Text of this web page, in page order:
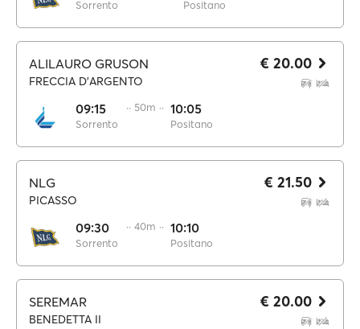
Sorrento Positano
ALILAURO GRUSON
FRECCIA D'ARGENTO
09:15
Sorrento
·· 50m ·· 10:05
Positano
€ 20.00
NLG
PICASSO
09:30
Sorrento
·· 40m ·· 10:10
Positano
€ 21.50
SEREMAR
BENEDETTA II
€ 20.00